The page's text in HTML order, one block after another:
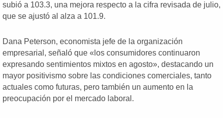
subió a 103.3, una mejora respecto a la cifra revisada de julio,
que se ajustó al alza a 101.9.
Dana Peterson, economista jefe de la organización
empresarial, señaló que «los consumidores continuaron
expresando sentimientos mixtos en agosto», destacando un
mayor positivismo sobre las condiciones comerciales, tanto
actuales como futuras, pero también un aumento en la
preocupación por el mercado laboral.